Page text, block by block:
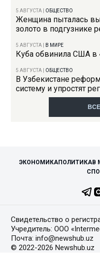
5 АВГУСТА ОБЩЕСТВО
Женщина пыталась
золото в подгузнике
5 АВГУСТА В МИРЕ
Куба обвинила США в
5 АВГУСТА ОБЩЕСТВО
В Узбекистане
систему и упростят
ЭКОНОМИКАПОЛИТИКАВ
Свидетельство о
Учредитель: ООО
Почта: info@newshub.uz
© 2022-2026 Newshub.uz